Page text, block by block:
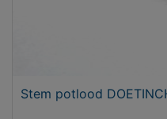
Stem potlood